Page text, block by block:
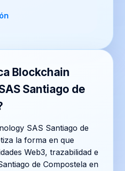
Blockchain
Santiago de
SAS Santiago de
la forma en que
Web3, trazabilidad e
de Compostela en